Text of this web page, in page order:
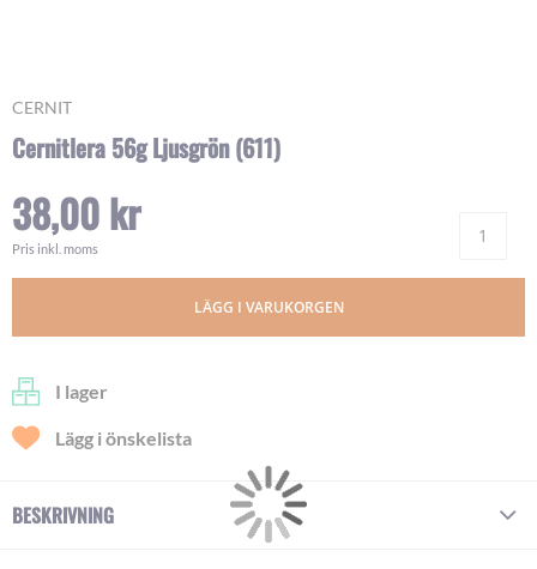
CERNIT
Cernitlera 56g Ljusgrön (611)
38,00 kr
Pris inkl. moms
LÄGG I VARUKORGEN
I lager
Lägg i önskelista
Skip
the
of
the
images
BESKRIVNING